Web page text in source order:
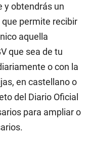
y obtendrás un
permite recibir
aquella
que sea de tu
o con la
en castellano o
del Diario Oficial
para ampliar o